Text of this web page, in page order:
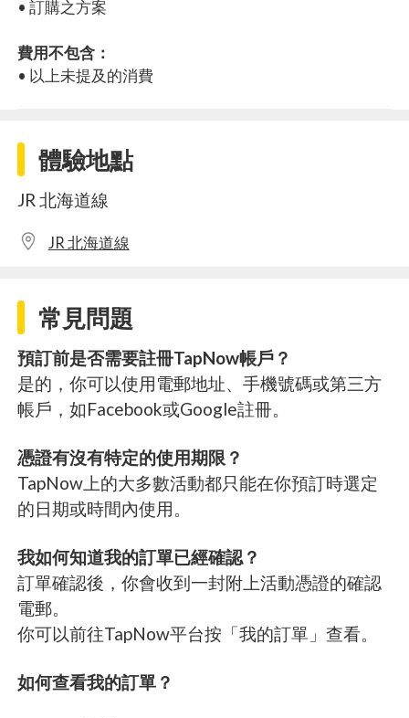
• 訂購之方案
費用不包含：
• 以上未提及的消費
體驗地點
JR 北海道線
JR 北海道線
常見問題
預訂前是否需要註冊TapNow帳戶？
是的，你可以使用電郵地址、手機號碼或第三方
帳戶，如Facebook或Google註冊。
憑證有沒有特定的使用期限？
TapNow上的大多數活動都只能在你預訂時選定
的日期或時間內使用。
我如何知道我的訂單已經確認？
訂單確認後，你會收到一封附上活動憑證的確認
電郵。
你可以前往TapNow平台按「我的訂單」查看。
如何查看我的訂單？